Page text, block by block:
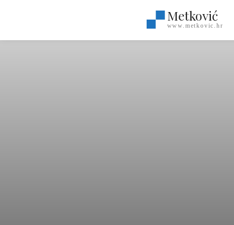
Metković
www.metkovic.hr